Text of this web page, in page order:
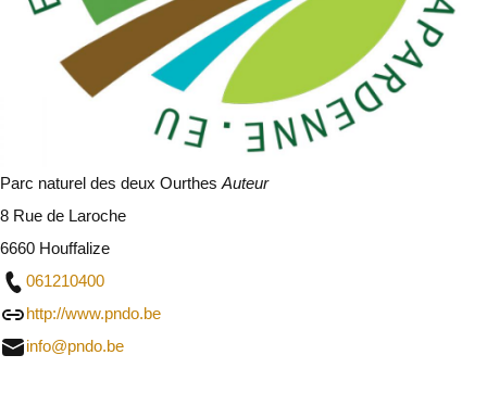
Parc naturel des deux Ourthes Auteur
8 Rue de Laroche
6660 Houffalize
061210400
http://www.pndo.be
info@pndo.be